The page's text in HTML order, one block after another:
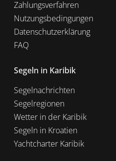
Zahlungsverfahren
Nutzungsbedingungen
Datenschutzerklärung
FAQ
Segeln in Karibik
Segelnachrichten
Segelregionen
Wetter in der Karibik
Segeln in Kroatien
Yachtcharter Karibik